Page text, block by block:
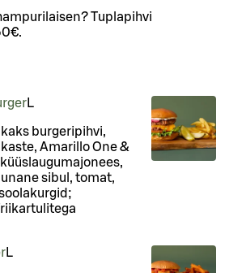
Tuplapihvi
L
burgeripihvi,
Amarillo One &
sibul, tomat,
L